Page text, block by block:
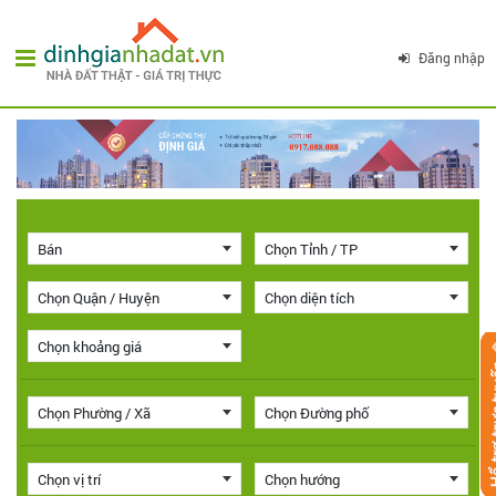
Đăng nhập
Bán Chọn Tỉnh / TP
Chọn Quận / Huyện Chọn diện tích
Chọn khoảng giá
Chọn Phường / Xã Chọn Đường phố
Chọn vị trí Chọn hướng